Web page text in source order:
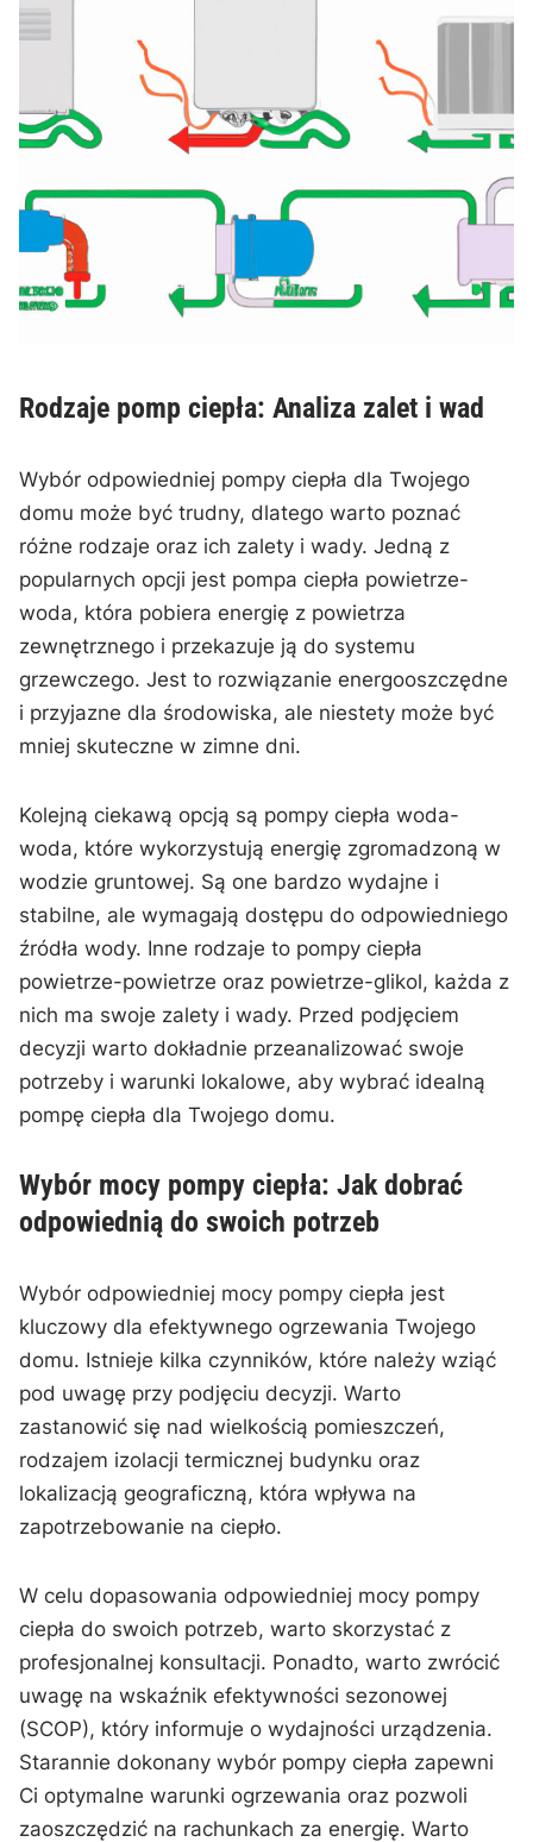
Rodzaje pomp ciepła: Analiza zalet i​ wad
Wybór ‌odpowiedniej pompy ciepła dla ⁤Twojego
domu może być trudny, ⁤dlatego‌ warto poznać
różne rodzaje oraz‍ ich zalety i ⁣wady. Jedną z
popularnych opcji jest pompa ciepła ‌powietrze-
woda, która pobiera energię z powietrza⁣
zewnętrznego i‍ przekazuje ją do‍ systemu ​
grzewczego. Jest ⁢to ⁣rozwiązanie energooszczędne
‌i przyjazne dla środowiska, ale niestety może być
mniej skuteczne‍ w zimne dni.
Kolejną ciekawą opcją są pompy ciepła​ woda-
woda, które ‌wykorzystują ​energię zgromadzoną w
‌wodzie gruntowej. Są one bardzo‍ wydajne i
stabilne, ale wymagają dostępu ‍do odpowiedniego
źródła wody.‍ Inne rodzaje⁤ to ⁣pompy⁤ ciepła
powietrze-powietrze oraz powietrze-glikol, ‌każda ‌z
nich ma ⁢swoje zalety i wady.​ Przed podjęciem
decyzji ‌warto dokładnie​ przeanalizować swoje
potrzeby​ i warunki lokalowe, aby wybrać ‍idealną
pompę ‍ciepła‍ dla Twojego domu.
Wybór mocy pompy ciepła:⁢ Jak⁣ dobrać‍
odpowiednią ‍do swoich potrzeb
Wybór odpowiedniej mocy ⁤pompy ciepła jest
kluczowy dla⁣ efektywnego ogrzewania Twojego
domu. Istnieje kilka czynników, które należy wziąć
pod uwagę przy podjęciu decyzji.⁢ Warto
zastanowić ​się nad wielkością pomieszczeń,
rodzajem izolacji ⁤termicznej budynku oraz
lokalizacją ​geograficzną, która wpływa ⁤na
zapotrzebowanie na ciepło.
W celu dopasowania odpowiedniej mocy pompy
ciepła do‍ swoich potrzeb, warto⁤ skorzystać⁣ z‍
profesjonalnej konsultacji. Ponadto, warto zwrócić
⁣uwagę na wskaźnik efektywności sezonowej
(SCOP), który⁤ informuje o wydajności urządzenia.
Starannie dokonany wybór pompy ciepła zapewni
‍Ci⁢ optymalne warunki⁣ ogrzewania oraz pozwoli⁢
zaoszczędzić na rachunkach za energię. Warto